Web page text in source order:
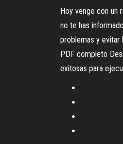
Hoy vengo con un
no te has
problemas y evitar
PDF completo
exitosas para